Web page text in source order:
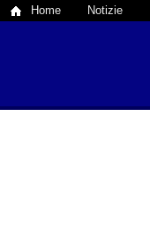
Home Notizie